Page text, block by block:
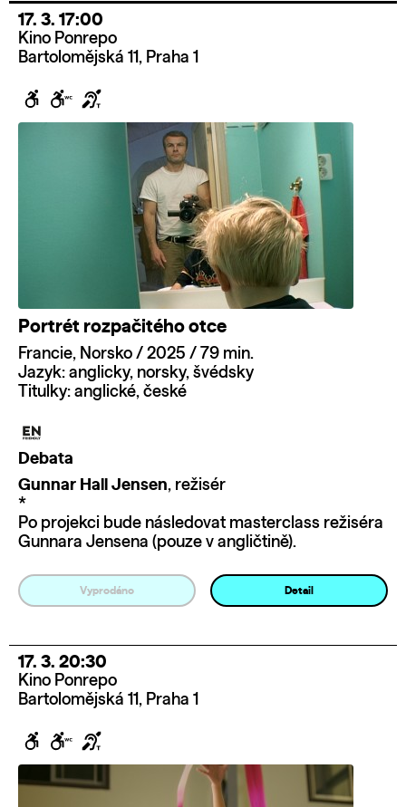
17. 3. 17:00
Kino Ponrepo
Bartolomějská 11, Praha 1
Portrét rozpačitého otce
Francie, Norsko / 2025 / 79 min.
Jazyk: anglicky, norsky, švédsky
Titulky: anglické, české
Debata
Gunnar Hall Jensen, režisér
*
Po projekci bude následovat masterclass režiséra
Gunnara Jensena (pouze v angličtině).
Vyprodáno Detail
17. 3. 20:30
Kino Ponrepo
Bartolomějská 11, Praha 1